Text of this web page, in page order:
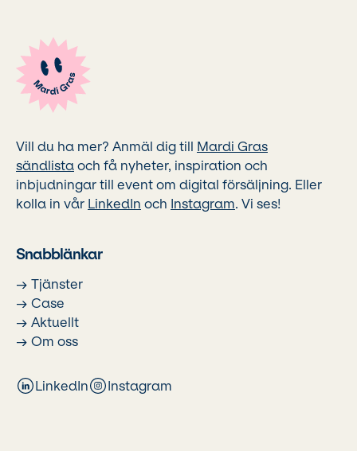
Vill du ha mer? Anmäl dig till Mardi Gras
sändlista och få nyheter, inspiration och
inbjudningar till event om digital försäljning. Eller
kolla in vår LinkedIn och Instagram. Vi ses!
Snabblänkar
→ Tjänster
→ Case
→ Aktuellt
→ Om oss
LinkedIn Instagram